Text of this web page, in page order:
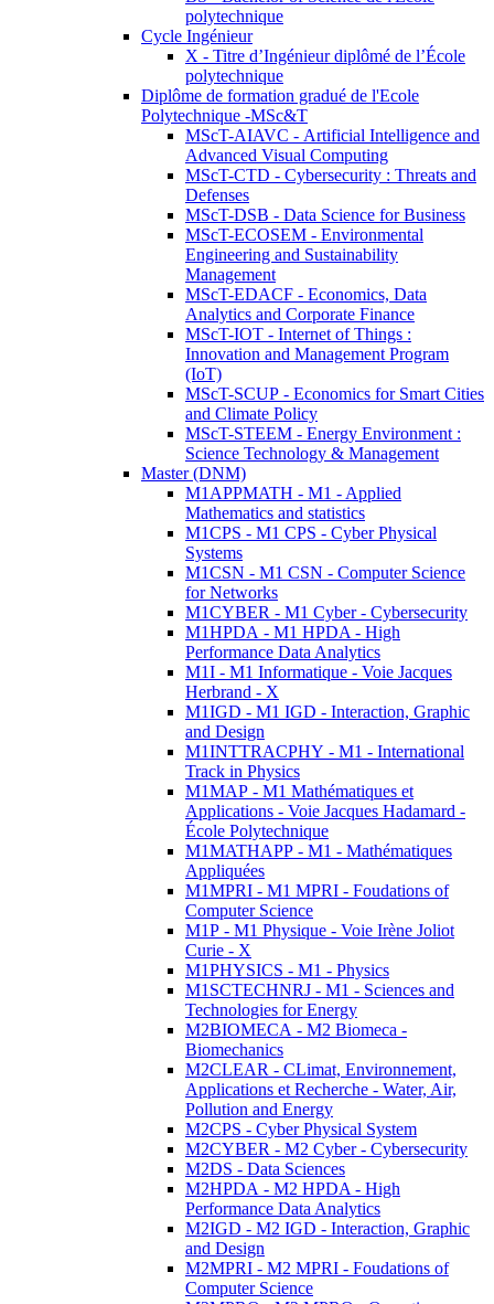
polytechnique
Cycle Ingénieur
X - Titre d’Ingénieur diplômé de l’École
polytechnique
Diplôme de formation gradué de l'Ecole
Polytechnique -MSc&T
MScT-AIAVC - Artificial Intelligence and
Advanced Visual Computing
MScT-CTD - Cybersecurity : Threats and
Defenses
MScT-DSB - Data Science for Business
MScT-ECOSEM - Environmental
Engineering and Sustainability
Management
MScT-EDACF - Economics, Data
Analytics and Corporate Finance
MScT-IOT - Internet of Things :
Innovation and Management Program
(IoT)
MScT-SCUP - Economics for Smart Cities
and Climate Policy
MScT-STEEM - Energy Environment :
Science Technology & Management
Master (DNM)
M1APPMATH - M1 - Applied
Mathematics and statistics
M1CPS - M1 CPS - Cyber Physical
Systems
M1CSN - M1 CSN - Computer Science
for Networks
M1CYBER - M1 Cyber - Cybersecurity
M1HPDA - M1 HPDA - High
Performance Data Analytics
M1I - M1 Informatique - Voie Jacques
Herbrand - X
M1IGD - M1 IGD - Interaction, Graphic
and Design
M1INTTRACPHY - M1 - International
Track in Physics
M1MAP - M1 Mathématiques et
Applications - Voie Jacques Hadamard -
École Polytechnique
M1MATHAPP - M1 - Mathématiques
Appliquées
M1MPRI - M1 MPRI - Foudations of
Computer Science
M1P - M1 Physique - Voie Irène Joliot
Curie - X
M1PHYSICS - M1 - Physics
M1SCTECHNRJ - M1 - Sciences and
Technologies for Energy
M2BIOMECA - M2 Biomeca -
Biomechanics
M2CLEAR - CLimat, Environnement,
Applications et Recherche - Water, Air,
Pollution and Energy
M2CPS - Cyber Physical System
M2CYBER - M2 Cyber - Cybersecurity
M2DS - Data Sciences
M2HPDA - M2 HPDA - High
Performance Data Analytics
M2IGD - M2 IGD - Interaction, Graphic
and Design
M2MPRI - M2 MPRI - Foudations of
Computer Science